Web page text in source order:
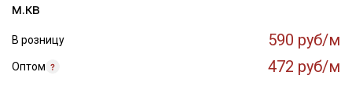
м.кв
В розницу 590 руб/м
Оптом 472 руб/м